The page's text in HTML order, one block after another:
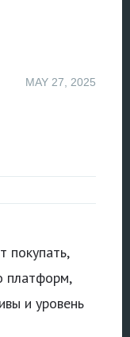
MAY 27, 2025
покупать,
платформ,
и уровень